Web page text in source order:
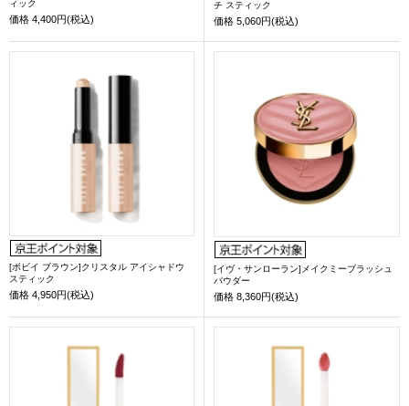
ィック
価格 4,400円(税込)
チ スティック
価格 5,060円(税込)
[ボビイ ブラウン]クリスタル アイシャドウ
スティック
価格 4,950円(税込)
[イヴ・サンローラン]メイクミーブラッシュ
パウダー
価格 8,360円(税込)